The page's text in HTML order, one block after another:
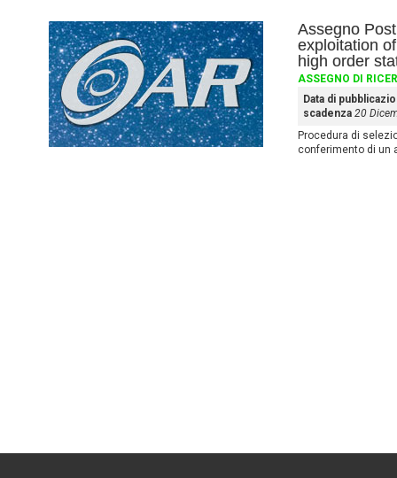
Assegno
exploitation
high order
ASSEGNO DI
Data di
scadenza 20
Procedura di
conferimento di un